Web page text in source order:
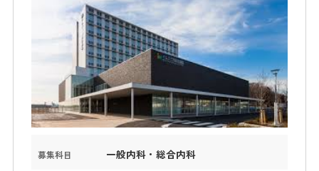
募集科目 一般内科・総合内科